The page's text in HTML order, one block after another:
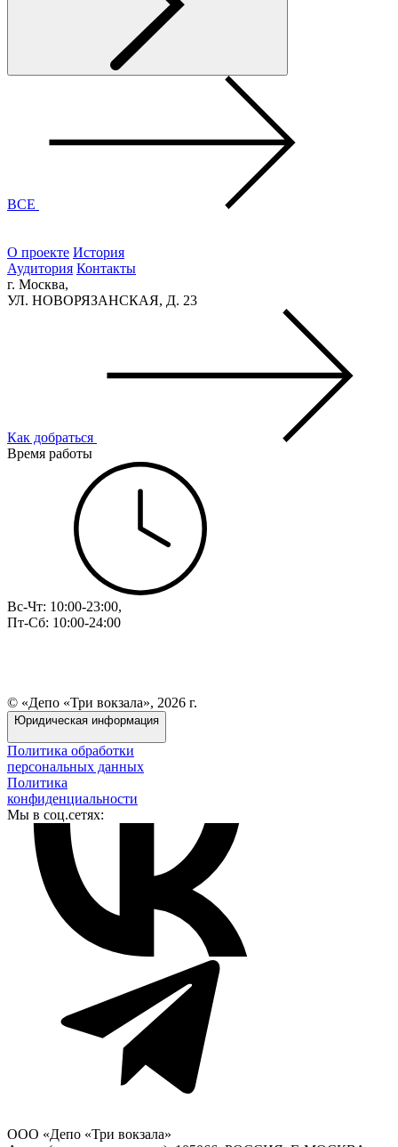
ВСЕ
О проекте История
Аудитория Контакты
г. Москва,
УЛ. НОВОРЯЗАНСКАЯ, Д. 23
Как добраться
Время работы
Вс-Чт: 10:00-23:00,
Пт-Сб: 10:00-24:00
© «Депо «Три вокзала», 2026 г.
Юридическая информация
Политика обработки
персональных данных
Политика
конфиденциальности
Мы в соц.сетях:
ООО «Депо «Три вокзала»